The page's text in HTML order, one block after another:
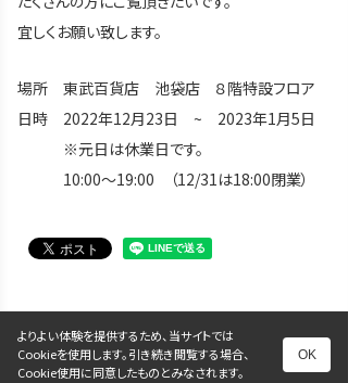
宜しくお願い致します。
場所 東武百貨店 池袋店 ８階特設フロア
日時 2022年12月23日 ~ 2023年1月5日
※元日は休業日です。
10:00～19:00 （12/31は18:00閉業）
前へ 次へ
よりよい体験を提供するため、当サイトでは
Cookieを使用します。引き続き閲覧する場合、
Cookie使用に同意したものとみなされます。
OK